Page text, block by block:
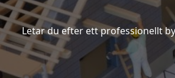
Letar du efter ett professionellt